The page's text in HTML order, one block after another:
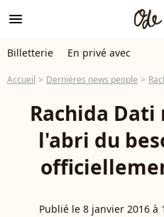
menu
Billetterie En privé avec
Accueil Dernières news people
Rachida
l'abri du
Publié le 8 janvier 2016 à